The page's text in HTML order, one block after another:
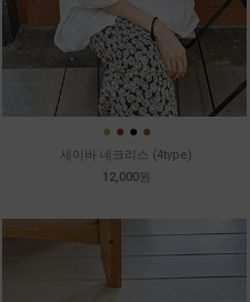
● ● ● ●
세이바 네크리스 (4type)
12,000원